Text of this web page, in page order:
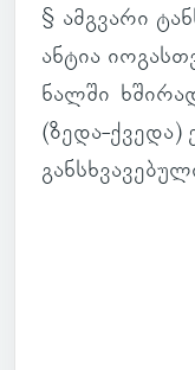
§ ამ­გვარი
ან­ტია
ნალში
(ზედა-